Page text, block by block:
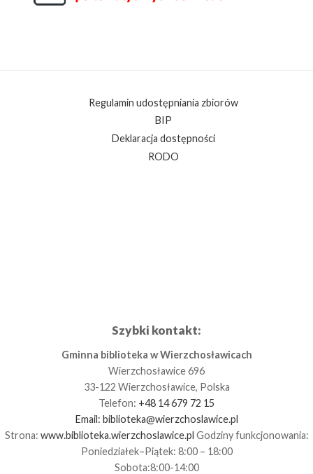
Regulamin udostępniania zbiorów
BIP
Deklaracja dostępności
RODO
Szybki kontakt:
Gminna biblioteka w Wierzchosławicach
Wierzchosławice 696
33-122 Wierzchosławice, Polska
Telefon: +48 14 679 72 15
Email: biblioteka@wierzchoslawice.pl
Strona: www.biblioteka.wierzchoslawice.pl Godziny funkcjonowania:
Poniedziałek–Piątek: 8:00 – 18:00
Sobota:8:00-14:00